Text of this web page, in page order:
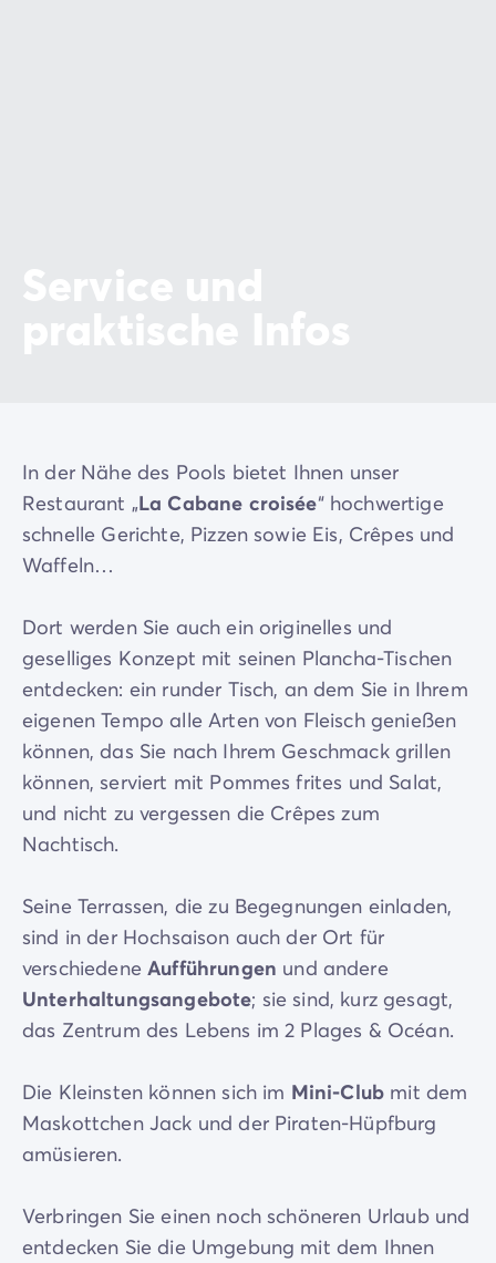
In der Nähe des Pools bietet Ihnen unser
Restaurant „La Cabane croisée“ hochwertige
schnelle Gerichte, Pizzen sowie Eis, Crêpes und
Waffeln…
Dort werden Sie auch ein originelles und
geselliges Konzept mit seinen Plancha-Tischen
entdecken: ein runder Tisch, an dem Sie in Ihrem
eigenen Tempo alle Arten von Fleisch genießen
können, das Sie nach Ihrem Geschmack grillen
können, serviert mit Pommes frites und Salat,
und nicht zu vergessen die Crêpes zum
Nachtisch.
Seine Terrassen, die zu Begegnungen einladen,
sind in der Hochsaison auch der Ort für
verschiedeneAufführungen und andere
Unterhaltungsangebote; sie sind, kurz gesagt,
das Zentrum des Lebens im 2 Plages & Océan.
Die Kleinsten können sich im Mini-Club mit dem
Maskottchen Jack und der Piraten-Hüpfburg
amüsieren.
Verbringen Sie einen noch schöneren Urlaub und
entdecken Sie die Umgebung mit dem Ihnen